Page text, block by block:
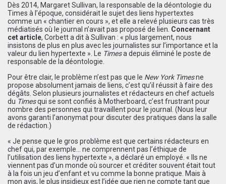
Dès 2014, Margaret Sullivan, la responsable de la déontologie du
Times à l’époque, considérait le sujet des liens hypertextes
comme un « chantier en cours », et elle a relevé plusieurs cas très
médiatisés où le journal n’avait pas proposé de lien. Concernant
cet article, Corbett a dit à Sullivan : « plus largement, nous
insistons de plus en plus avec les journalistes sur l’importance et la
valeur du lien hypertexte ». Le Timesa depuis éliminé le poste de
responsable de la déontologie.
Pour être clair, le problème n’est pas que le New York Timesne
propose absolument jamais de liens, c’est qu’il réussit à faire des
dégâts. Selon plusieurs journalistes et rédacteurs en chef actuels
du Timesqui se sont confiés à Motherboard, c’est frustrant pour
nombre des personnes qui travaillent pour le journal. (Nous leur
avons garanti l’anonymat pour discuter des pratiques dans la salle
de rédaction.)
« Je pense que le gros problème est que certains rédacteurs en
chef qui, par exemple… ne comprennent pas l’éthique de
l’utilisation des liens hypertexte », a déclaré un employé. « Ils ne
viennent pas d’un monde où sourcer et créditer souvent était tout
à la fois un jeu d’enfant et vu comme la bonne pratique. Mais à
mon avis, le plus insidieux est l’idée que rien ne compte tant que